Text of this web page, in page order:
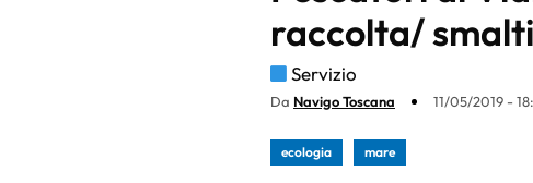
raccolta/
Servizio
Da Navigo Toscana 11/05/2019 -
ecologia mare